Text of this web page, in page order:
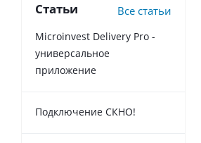
Статьи Все статьи
Microinvest Delivery Pro -
универсальное
приложение
Подключение СКНО!